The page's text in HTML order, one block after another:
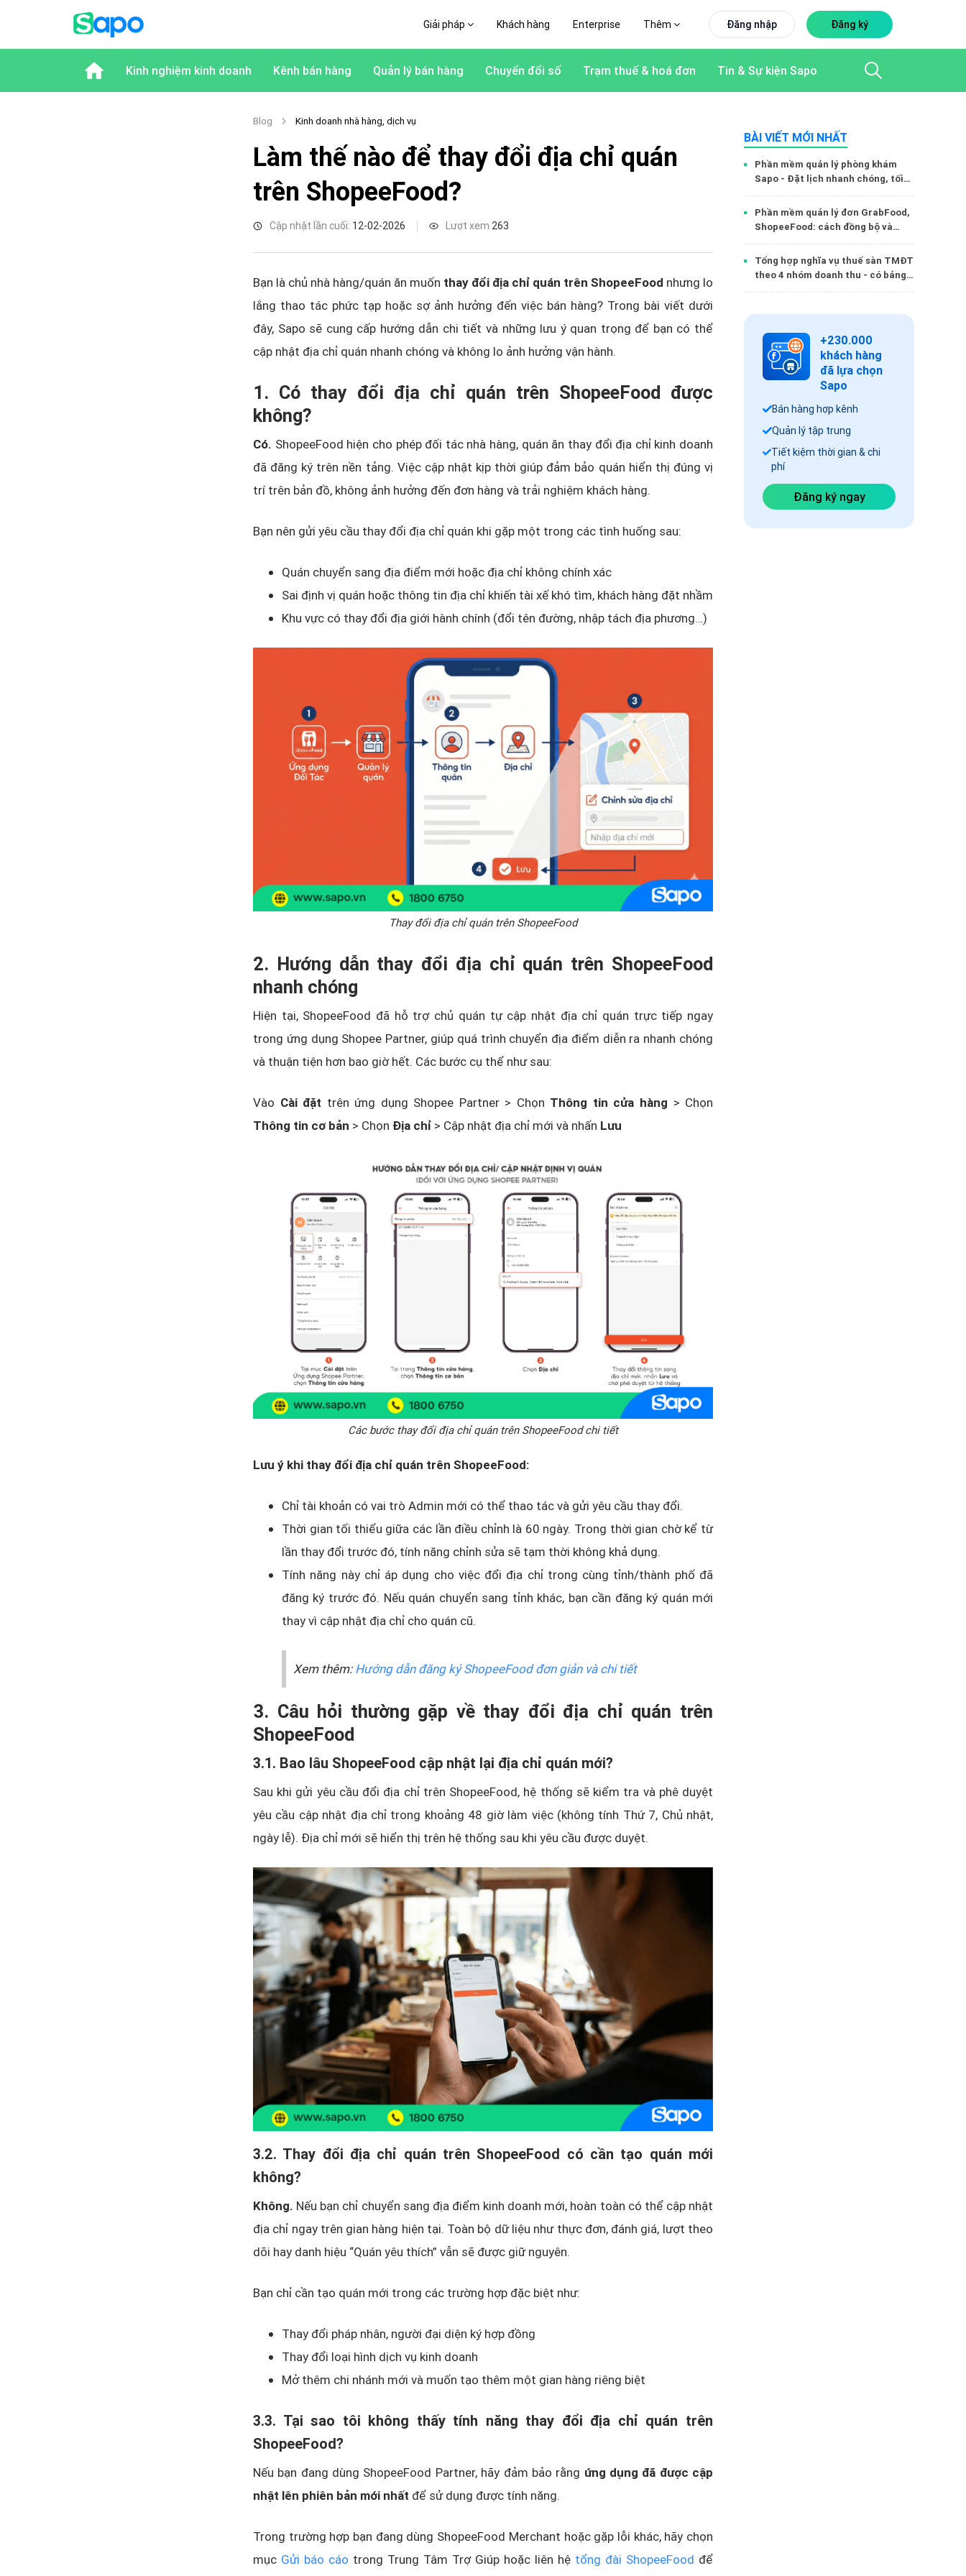
Giải pháp Khách hàng Enterprise Thêm Đăng nhập Đăng ký
Kinh nghiệm kinh doanh Kênh bán hàng Quản lý bán hàng Chuyển đổi số Trạm thuế & hoá đơn Tin & Sự kiện Sapo
BÀI VIẾT MỚI NHẤT
Phần mềm quản lý phòng khám
Sapo - Đặt lịch nhanh chóng, tối
ưu vận hành
Phần mềm quản lý đơn GrabFood,
ShopeeFood: cách đồng bộ và
tránh sót đơn
Tổng hợp nghĩa vụ thuế sàn TMĐT
theo 4 nhóm doanh thu - có bảng
so sánh
+230.000
khách hàng
đã lựa chọn
Sapo
Bán hàng hợp kênh
Quản lý tập trung
Tiết kiệm thời gian & chi
phí
Đăng ký ngay
Blog Kinh doanh nhà hàng, dịch vụ
Làm thế nào để thay đổi địa chỉ quán
trên ShopeeFood?
Cập nhật lần cuối: 12-02-2026 Lượt xem 263
Bạn là chủ nhà hàng/quán ăn muốn thay đổi địa chỉ quán trên ShopeeFood nhưng lo
lắng thao tác phức tạp hoặc sợ ảnh hưởng đến việc bán hàng? Trong bài viết dưới
đây, Sapo sẽ cung cấp hướng dẫn chi tiết và những lưu ý quan trọng để bạn có thể
cập nhật địa chỉ quán nhanh chóng và không lo ảnh hưởng vận hành.
1. Có thay đổi địa chỉ quán trên ShopeeFood được
không?
Có. ShopeeFood hiện cho phép đối tác nhà hàng, quán ăn thay đổi địa chỉ kinh doanh
đã đăng ký trên nền tảng. Việc cập nhật kịp thời giúp đảm bảo quán hiển thị đúng vị
trí trên bản đồ, không ảnh hưởng đến đơn hàng và trải nghiệm khách hàng.
Bạn nên gửi yêu cầu thay đổi địa chỉ quán khi gặp một trong các tình huống sau:
Quán chuyển sang địa điểm mới hoặc địa chỉ không chính xác
Sai định vị quán hoặc thông tin địa chỉ khiến tài xế khó tìm, khách hàng đặt nhầm
Khu vực có thay đổi địa giới hành chính (đổi tên đường, nhập tách địa phương…)
Thay đổi địa chỉ quán trên ShopeeFood
2. Hướng dẫn thay đổi địa chỉ quán trên ShopeeFood
nhanh chóng
Hiện tại, ShopeeFood đã hỗ trợ chủ quán tự cập nhật địa chỉ quán trực tiếp ngay
trong ứng dụng Shopee Partner, giúp quá trình chuyển địa điểm diễn ra nhanh chóng
và thuận tiện hơn bao giờ hết. Các bước cụ thể như sau:
Vào Cài đặt trên ứng dụng Shopee Partner > Chọn Thông tin cửa hàng > Chọn
Thông tin cơ bản > Chọn Địa chỉ > Cập nhật địa chỉ mới và nhấn Lưu
Các bước thay đổi địa chỉ quán trên ShopeeFood chi tiết
Lưu ý khi thay đổi địa chỉ quán trên ShopeeFood:
Chỉ tài khoản có vai trò Admin mới có thể thao tác và gửi yêu cầu thay đổi.
Thời gian tối thiểu giữa các lần điều chỉnh là 60 ngày. Trong thời gian chờ kể từ
lần thay đổi trước đó, tính năng chỉnh sửa sẽ tạm thời không khả dụng.
Tính năng này chỉ áp dụng cho việc đổi địa chỉ trong cùng tỉnh/thành phố đã
đăng ký trước đó. Nếu quán chuyển sang tỉnh khác, bạn cần đăng ký quán mới
thay vì cập nhật địa chỉ cho quán cũ.
Xem thêm:Hướng dẫn đăng ký ShopeeFood đơn giản và chi tiết
3. Câu hỏi thường gặp về thay đổi địa chỉ quán trên
ShopeeFood
3.1. Bao lâu ShopeeFood cập nhật lại địa chỉ quán mới?
Sau khi gửi yêu cầu đổi địa chỉ trên ShopeeFood, hệ thống sẽ kiểm tra và phê duyệt
yêu cầu cập nhật địa chỉ trong khoảng 48 giờ làm việc (không tính Thứ 7, Chủ nhật,
ngày lễ). Địa chỉ mới sẽ hiển thị trên hệ thống sau khi yêu cầu được duyệt.
3.2. Thay đổi địa chỉ quán trên ShopeeFood có cần tạo quán mới
không?
Không. Nếu bạn chỉ chuyển sang địa điểm kinh doanh mới, hoàn toàn có thể cập nhật
địa chỉ ngay trên gian hàng hiện tại. Toàn bộ dữ liệu như thực đơn, đánh giá, lượt theo
dõi hay danh hiệu “Quán yêu thích” vẫn sẽ được giữ nguyên.
Bạn chỉ cần tạo quán mới trong các trường hợp đặc biệt như:
Thay đổi pháp nhân, người đại diện ký hợp đồng
Thay đổi loại hình dịch vụ kinh doanh
Mở thêm chi nhánh mới và muốn tạo thêm một gian hàng riêng biệt
3.3. Tại sao tôi không thấy tính năng thay đổi địa chỉ quán trên
ShopeeFood?
Nếu bạn đang dùng ShopeeFood Partner, hãy đảm bảo rằng ứng dụng đã được cập
nhật lên phiên bản mới nhất để sử dụng được tính năng.
Trong trường hợp bạn đang dùng ShopeeFood Merchant hoặc gặp lỗi khác, hãy chọn
mục Gửi báo cáo trong Trung Tâm Trợ Giúp hoặc liên hệ tổng đài ShopeeFood để